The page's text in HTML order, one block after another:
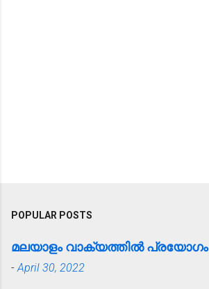
POPULAR POSTS
മലയാളം വാക്യത്തിൽ പ്രയോഗം
-April 30, 2022